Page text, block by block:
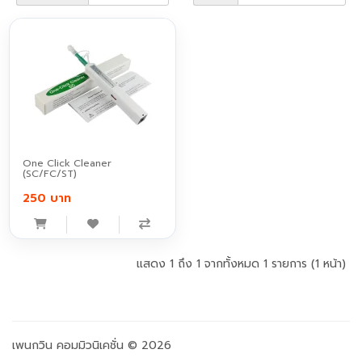
One Click Cleaner
(SC/FC/ST)
250 บาท
แสดง 1 ถึง 1 จากทั้งหมด 1 รายการ (1 หน้า)
เพนกวิน คอมมิวนิเคชั่น © 2026